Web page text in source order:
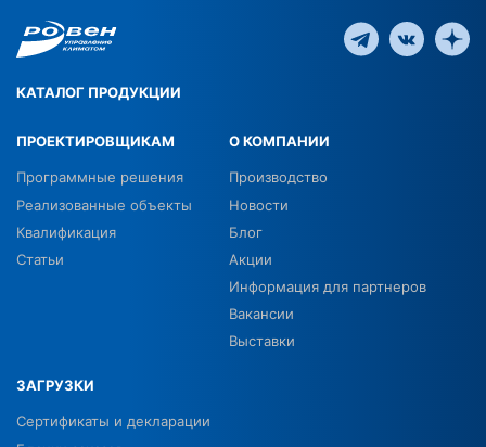
КАТАЛОГ ПРОДУКЦИИ
ПРОЕКТИРОВЩИКАМ
Программные решения
Реализованные объекты
Квалификация
Статьи
О КОМПАНИИ
Производство
Новости
Блог
Акции
Информация для партнеров
Вакансии
Выставки
ЗАГРУЗКИ
Сертификаты и декларации